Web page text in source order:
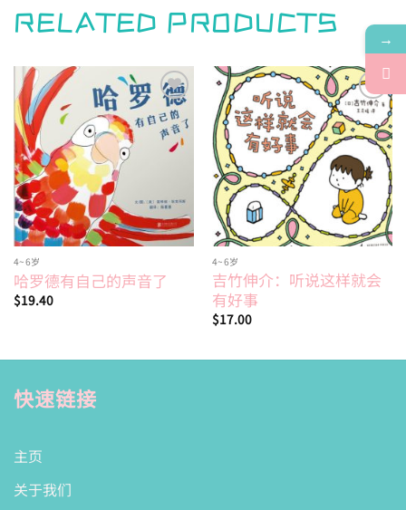
RELATED PRODUCTS
Add to
wishlist
4~6岁
哈罗德有自己的声音了
$19.40
Add to
wishlist
4~6岁
吉竹伸介：听说这样就会
有好事
$17.00
快速链接
主页
关于我们
→